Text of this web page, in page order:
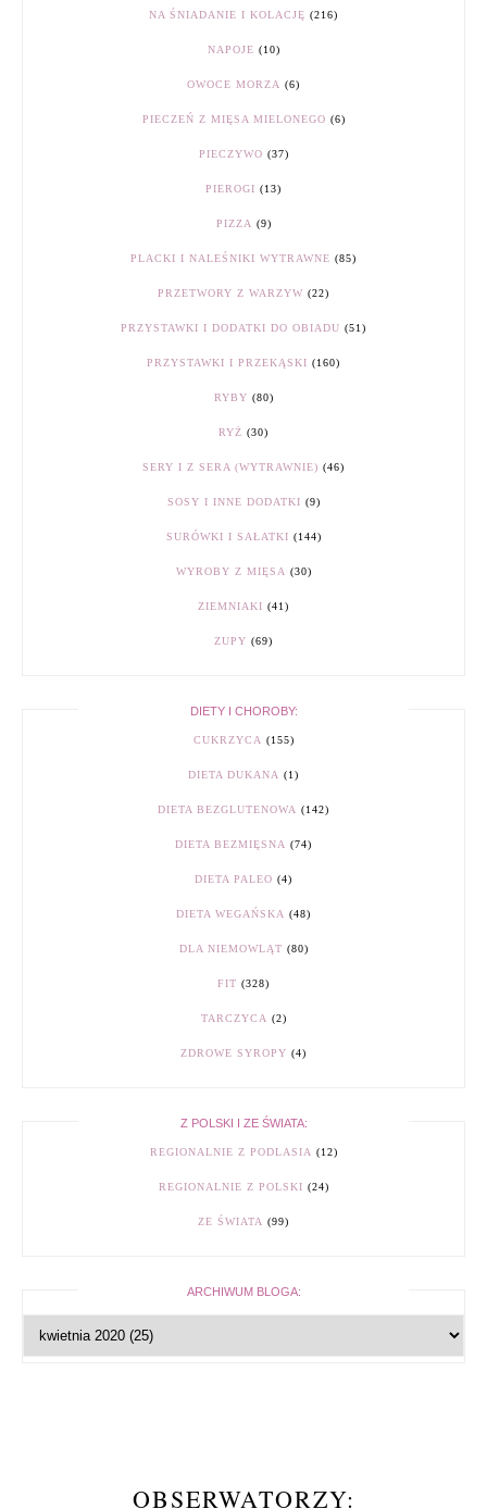
NA ŚNIADANIE I KOLACJĘ (216)
NAPOJE (10)
OWOCE MORZA (6)
PIECZEŃ Z MIĘSA MIELONEGO (6)
PIECZYWO (37)
PIEROGI (13)
PIZZA (9)
PLACKI I NALEŚNIKI WYTRAWNE (85)
PRZETWORY Z WARZYW (22)
PRZYSTAWKI I DODATKI DO OBIADU (51)
PRZYSTAWKI I PRZEKĄSKI (160)
RYBY (80)
RYŻ (30)
SERY I Z SERA (WYTRAWNIE) (46)
SOSY I INNE DODATKI (9)
SURÓWKI I SAŁATKI (144)
WYROBY Z MIĘSA (30)
ZIEMNIAKI (41)
ZUPY (69)
DIETY I CHOROBY:
CUKRZYCA (155)
DIETA DUKANA (1)
DIETA BEZGLUTENOWA (142)
DIETA BEZMIĘSNA (74)
DIETA PALEO (4)
DIETA WEGAŃSKA (48)
DLA NIEMOWLĄT (80)
FIT (328)
TARCZYCA (2)
ZDROWE SYROPY (4)
Z POLSKI I ZE ŚWIATA:
REGIONALNIE Z PODLASIA (12)
REGIONALNIE Z POLSKI (24)
ZE ŚWIATA (99)
ARCHIWUM BLOGA:
OBSERWATORZY: